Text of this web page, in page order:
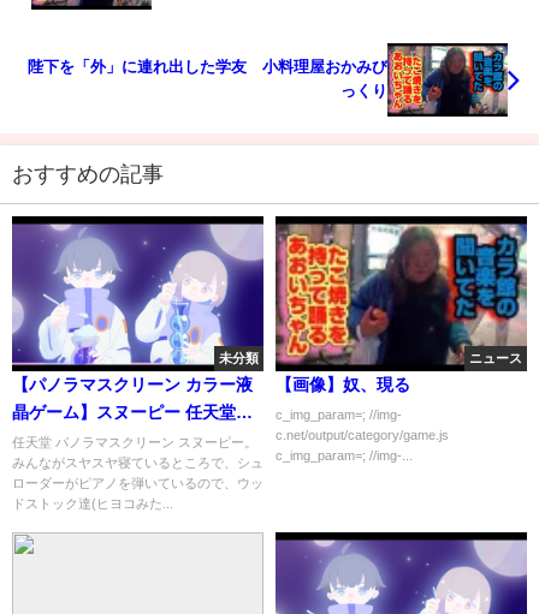
陛下を「外」に連れ出した学友 小料理屋おかみび
っくり
おすすめの記事
未分類
【パノラマスクリーン カラー液
晶ゲーム】スヌーピー 任天堂
SNOOPY GAME&WATCH
nintendo panorama screen
SM-91 カラフル 1983 game ブ
任天堂 パノラマスクリーン スヌーピー。
みんながスヤスヤ寝ているところで、シュ
ローダーがピアノを弾いているので、ウッ
ドストック達(ヒヨコみた...
ニュース
【画像】奴、現る
c_img_param=; //img-
c.net/output/category/game.js
c_img_param=; //img-...